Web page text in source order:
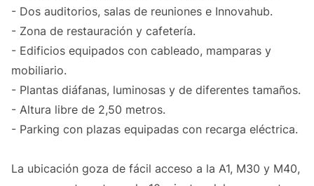
- Dos auditorios, salas de reuniones e Innovahub.
- Zona de restauración y cafetería.
- Edificios equipados con cableado, mamparas y
mobiliario.
- Plantas diáfanas, luminosas y de diferentes tamaños.
- Altura libre de 2,50 metros.
- Parking con plazas equipadas con recarga eléctrica.
La ubicación goza de fácil acceso a la A1, M30 y M40,